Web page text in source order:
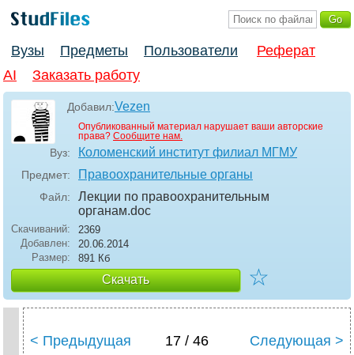
Вузы Предметы Пользователи
Реферат
AI
Заказать работу
Добавил:Vezen
Опубликованный материал нарушает ваши авторские
права? Сообщите нам.
Вуз: Коломенский институт филиал МГМУ
Предмет: Правоохранительные органы
Файл:
Лекции по правоохранительным
органам.doc
Скачиваний:
2369
Добавлен:
20.06.2014
Размер:
891 Кб
Скачать ☆
< Предыдущая 17 / 46 Следующая >